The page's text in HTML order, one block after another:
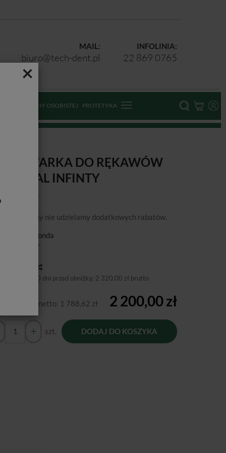
×
INFOLINIA:
22 869 0765
MAIL:
biuro@tech-dent.pl
OCHRONY OSOBISTEJ PROTETYKA
DO RĘKAWÓW
INFINTY
ceny nie udzielamy dodatkowych rabatów.
Euronda
cena 30 dni przed obniżką: 2 320,00 zł brutto
Cena netto: 1 788,62 zł 2 200,00 zł
szt. DODAJ DO KOSZYKA